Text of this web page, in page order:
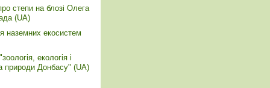
степи на блозі Олега
(UA)
наземних екосистем
екологія і
природи Донбасу" (UA)